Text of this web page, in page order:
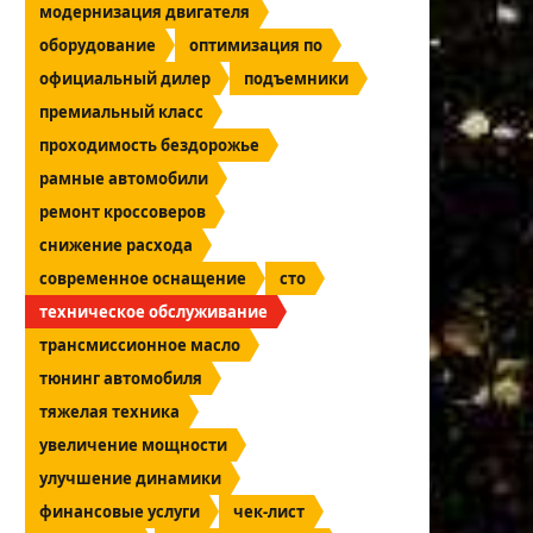
модернизация двигателя
оборудование
оптимизация по
официальный дилер
подъемники
премиальный класс
проходимость бездорожье
рамные автомобили
ремонт кроссоверов
снижение расхода
современное оснащение
сто
техническое обслуживание
трансмиссионное масло
тюнинг автомобиля
тяжелая техника
увеличение мощности
улучшение динамики
финансовые услуги
чек-лист